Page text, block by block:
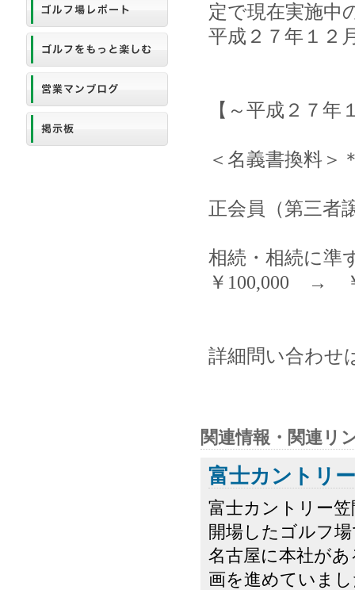
定で現在実施中
平成２７年１２
【～平成２７年
＜名義書換料＞
正会員（第三
相続・相続に
￥100,000 →
詳細問い合わせ
関連情報・関連リ
富士カントリ
富士カントリー
開場したゴルフ
名古屋に本社が
画を進めていま